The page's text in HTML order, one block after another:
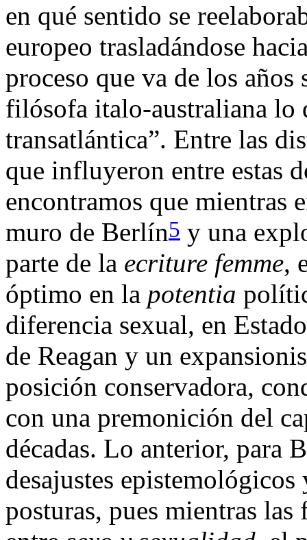
en qué sentido se
europeo trasladándose
proceso que va de los años
filósofa italo-australiana lo
transatlántica”. Entre las
que influyeron entre estas
encontramos que mientras
muro de Berlín5 y una
parte de la ecriture femme,
óptimo en la potentia
diferencia sexual, en
de Reagan y un
posición conservadora,
con una premonición del
décadas. Lo anterior, para
desajustes
posturas, pues mientras